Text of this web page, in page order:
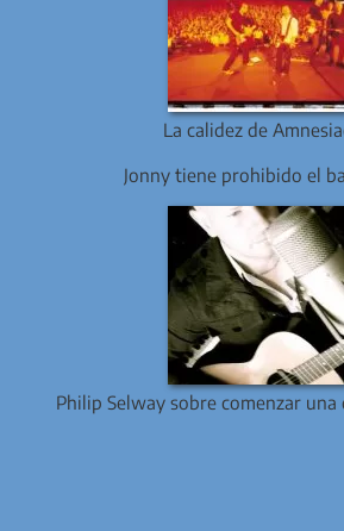
La calidez de
Jonny tiene prohibido el
Philip Selway sobre comenzar una